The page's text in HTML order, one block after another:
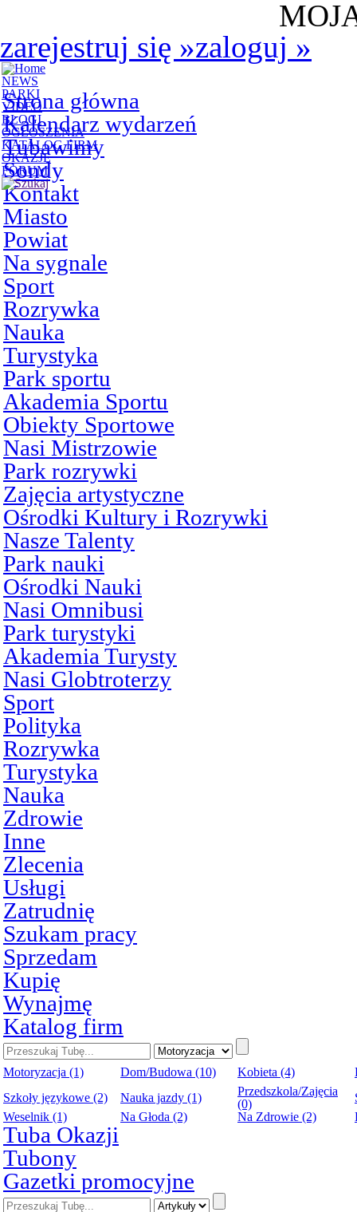
zarejestruj się »zaloguj »
NEWS
PARKI
VIDEO
BLOGI
OGŁOSZENIA
KATALOG FIRM
OKAZJE
FORUM
Strona główna
Kalendarz wydarzeń
Tubawimy
Sondy
Kontakt
Miasto
Powiat
Na sygnale
Sport
Rozrywka
Nauka
Turystyka
Park sportu
Akademia Sportu
Obiekty Sportowe
Nasi Mistrzowie
Park rozrywki
Zajęcia artystyczne
Ośrodki Kultury i Rozrywki
Nasze Talenty
Park nauki
Ośrodki Nauki
Nasi Omnibusi
Park turystyki
Akademia Turysty
Nasi Globtroterzy
Sport
Polityka
Rozrywka
Turystyka
Nauka
Zdrowie
Inne
Zlecenia
Usługi
Zatrudnię
Szukam pracy
Sprzedam
Kupię
Wynajmę
Katalog firm
Motoryzacja (1) Dom/Budowa (10) Kobieta (4)
Szkoły językowe (2)
Nauka jazdy (1)
Przedszkola/Zajęcia
(0)
Weselnik (1)
Na Głoda (2) Na Zdrowie (2)
Tuba Okazji
Tubony
Gazetki promocyjne